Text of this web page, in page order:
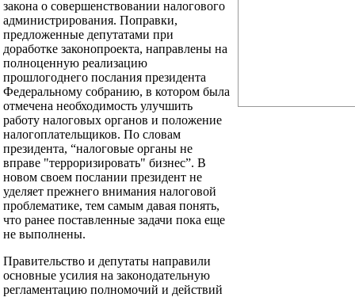
закона о совершенствовании налогового
администрирования. Поправки,
предложенные депутатами при
доработке законопроекта, направлены на
полноценную реализацию
прошлогоднего послания президента
Федеральному собранию, в котором была
отмечена необходимость улучшить
работу налоговых органов и положение
налогоплательщиков. По словам
президента, “налоговые органы не
вправе "терроризировать" бизнес”. В
новом своем послании президент не
уделяет прежнего внимания налоговой
проблематике, тем самым давая понять,
что ранее поставленные задачи пока еще
не выполнены.
Правительство и депутаты направили
основные усилия на законодательную
регламентацию полномочий и действий